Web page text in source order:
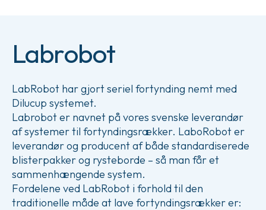
Labrobot
LabRobot har gjort seriel fortynding nemt med
Dilucup systemet.
Labrobot er navnet på vores svenske leverandør
af systemer til fortyndingsrækker. LaboRobot er
leverandør og producent af både standardiserede
blisterpakker og rysteborde – så man får et
sammenhængende system.
Fordelene ved LabRobot i forhold til den
traditionelle måde at lave fortyndingsrækker er: